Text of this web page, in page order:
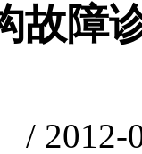
故障
/ 2012-